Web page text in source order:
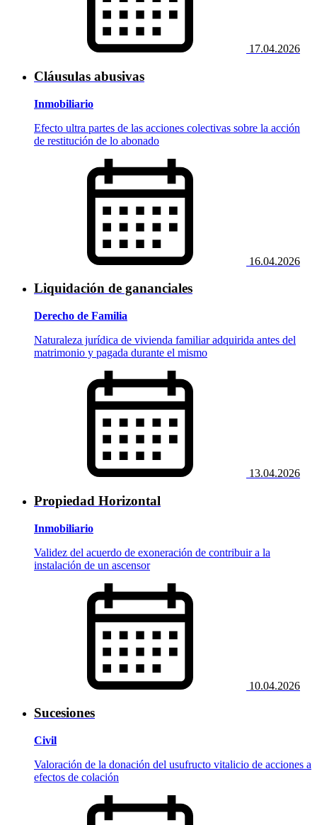
17.04.2026
Cláusulas abusivas
Inmobiliario
Efecto ultra partes de las acciones colectivas sobre la acción
de restitución de lo abonado
16.04.2026
Liquidación de gananciales
Derecho de Familia
Naturaleza jurídica de vivienda familiar adquirida antes del
matrimonio y pagada durante el mismo
13.04.2026
Propiedad Horizontal
Inmobiliario
Validez del acuerdo de exoneración de contribuir a la
instalación de un ascensor
10.04.2026
Sucesiones
Civil
Valoración de la donación del usufructo vitalicio de acciones a
efectos de colación